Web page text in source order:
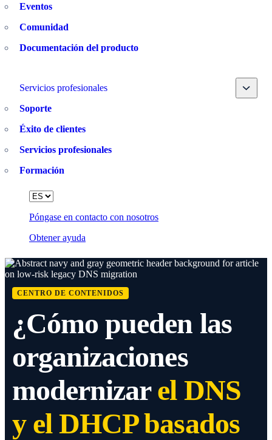
Eventos
Comunidad
Documentación del producto
Servicios profesionales Toggle
Soporte
Éxito de clientes
Servicios profesionales
Formación
Póngase en contacto con nosotros
Obtener ayuda
Language
CENTRO DE CONTENIDOS
¿Cómo pueden las
organizaciones
modernizarel DNS
y el DHCP basados